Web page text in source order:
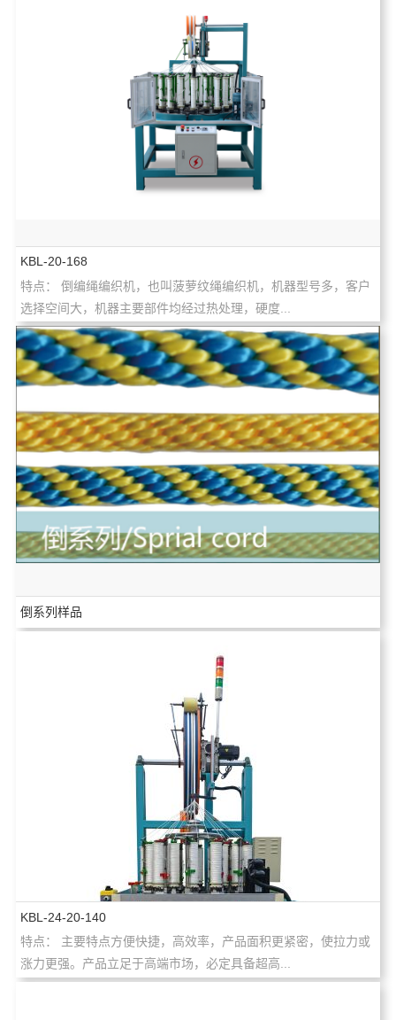
KBL-20-168
特点： 倒编绳编织机，也叫菠萝纹绳编织机，机器型号多，客户
选择空间大，机器主要部件均经过热处理，硬度...
倒系列样品
KBL-24-20-140
特点： 主要特点方便快捷，高效率，产品面积更紧密，使拉力或
涨力更强。产品立足于高端市场，必定具备超高...